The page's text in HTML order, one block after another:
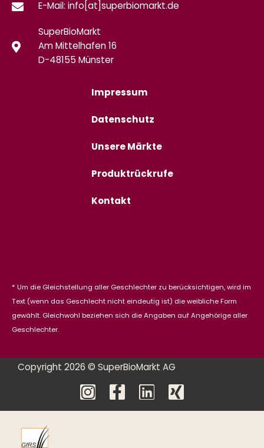
E-Mail: info[at]superbiomarkt.de
SuperBioMarkt
Am Mittelhafen 16
D-48155 Münster
Impressum
Datenschutz
Unsere Märkte
Produktrückrufe
Kontakt
* Um die Gleichstellung aller Geschlechter zu berücksichtigen, wird im
Text (wenn das Geschlecht nicht eindeutig ist) die weibliche Form
gewählt. Gleichwohl beziehen sich die Angaben auf Angehörige aller
Geschlechter.
Copyright 2026 © SuperBioMarkt AG